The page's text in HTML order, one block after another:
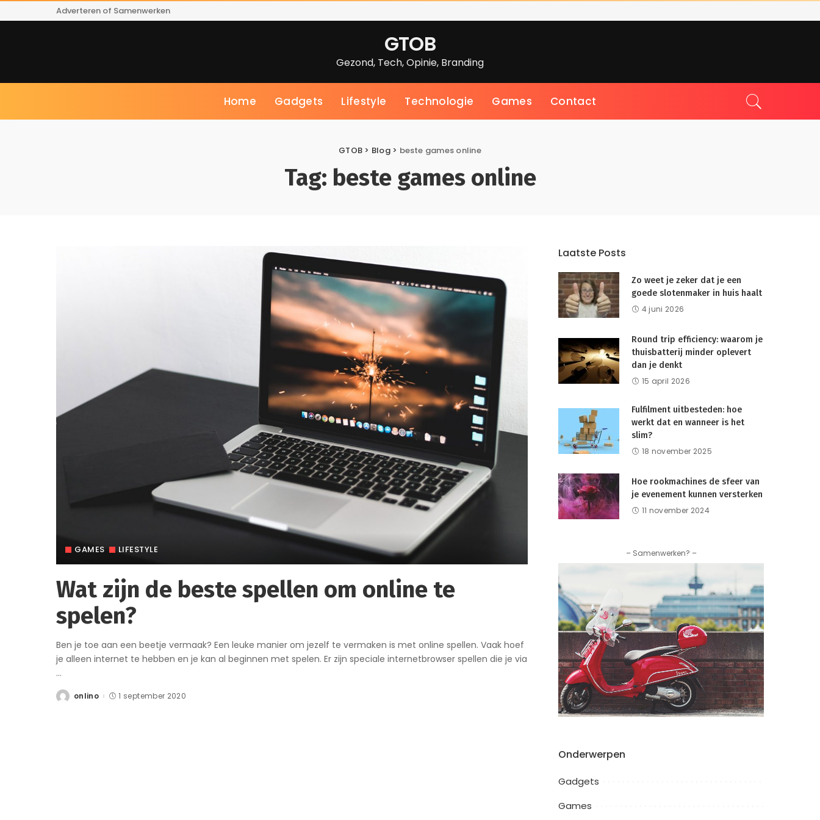
Adverteren of Samenwerken
GTOB
Gezond, Tech, Opinie, Branding
Home Gadgets Lifestyle Technologie Games Contact
GTOB > Blog> beste games online
Tag: beste games online
GAMES LIFESTYLE
Wat zijn de beste spellen om online te
spelen?
Ben je toe aan een beetje vermaak? Een leuke manier om jezelf te vermaken is met online spellen. Vaak hoef
je alleen internet te hebben en je kan al beginnen met spelen. Er zijn speciale internetbrowser spellen die je via
...
Postedonlino 1 september 2020
Laatste Posts
Zo weet je zeker dat je een
goede slotenmaker in huis haalt
4 juni 2026
Round trip efficiency: waarom je
thuisbatterij minder oplevert
dan je denkt
15 april 2026
Fulfilment uitbesteden: hoe
werkt dat en wanneer is het
slim?
18 november 2025
Hoe rookmachines de sfeer van
je evenement kunnen versterken
11 november 2024
– Samenwerken? –
Onderwerpen
Gadgets
Games